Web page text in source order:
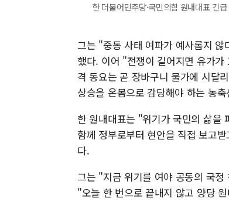
한 더불어민주당·국민의힘 원내대표
그는 "중동 사태 여파가 예사롭지
했다. 이어 "전쟁이 길어지면 유가
격 동요는 곧 장바구니 물가에 시달
상승을 온몸으로 감당해야 하는 농
한 원내대표는 "위기가 국민의 삶을
함께 정부로부터 현안을 직접 보고
다.
그는 "지금 위기를 여야 공동의 국
"오늘 한 번으로 끝내지 않고 양당